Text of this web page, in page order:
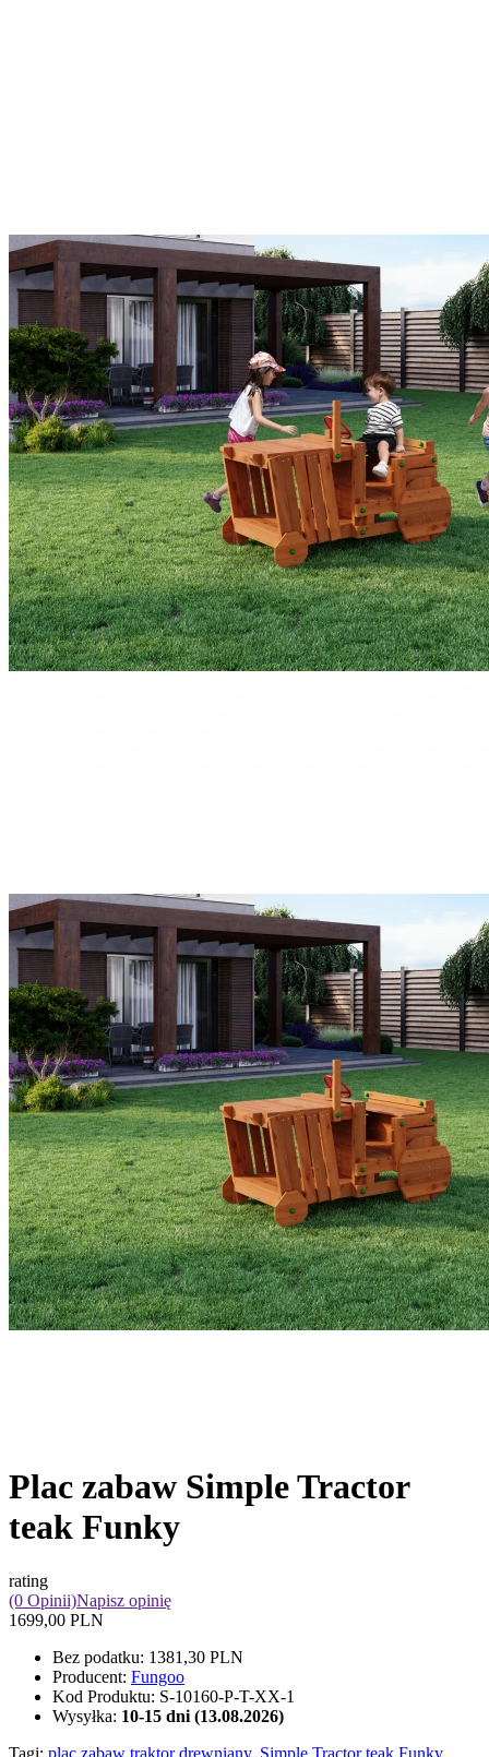
Plac zabaw Simple Tractor
teak Funky
rating
(0 Opinii)Napisz opinię
1699,00 PLN
Bez podatku: 1381,30 PLN
Producent: Fungoo
Kod Produktu: S-10160-P-T-XX-1
Wysyłka: 10-15 dni (13.08.2026)
Tagi: plac zabaw traktor drewniany, Simple Tractor teak Funky,